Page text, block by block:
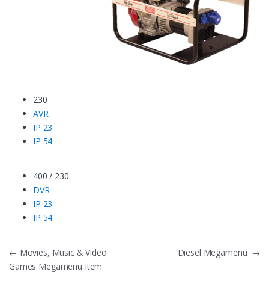
230
AVR
IP 23
IP 54
400 / 230
DVR
IP 23
IP 54
Navegación
de
← Movies, Music & Video
Games Megamenu Item
Diesel Megamenu →